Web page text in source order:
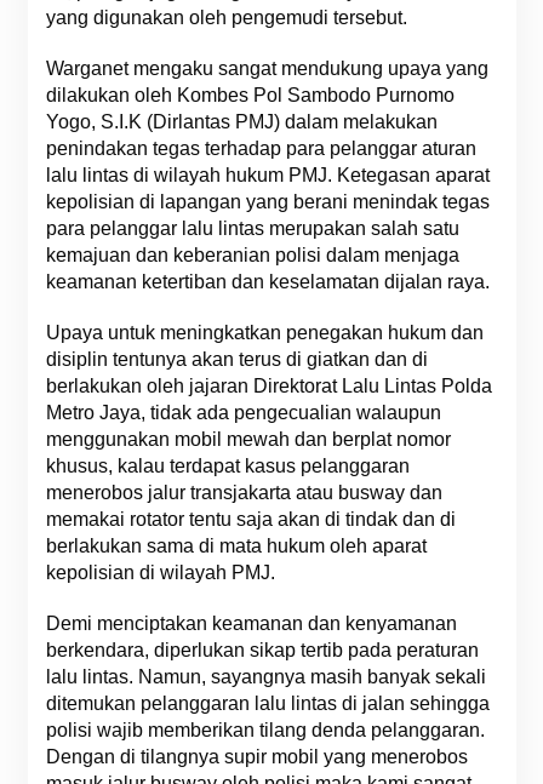
yang digunakan oleh pengemudi tersebut.
Warganet mengaku sangat mendukung upaya yang
dilakukan oleh Kombes Pol Sambodo Purnomo
Yogo, S.I.K (Dirlantas PMJ) dalam melakukan
penindakan tegas terhadap para pelanggar aturan
lalu lintas di wilayah hukum PMJ. Ketegasan aparat
kepolisian di lapangan yang berani menindak tegas
para pelanggar lalu lintas merupakan salah satu
kemajuan dan keberanian polisi dalam menjaga
keamanan ketertiban dan keselamatan dijalan raya.
Upaya untuk meningkatkan penegakan hukum dan
disiplin tentunya akan terus di giatkan dan di
berlakukan oleh jajaran Direktorat Lalu Lintas Polda
Metro Jaya, tidak ada pengecualian walaupun
menggunakan mobil mewah dan berplat nomor
khusus, kalau terdapat kasus pelanggaran
menerobos jalur transjakarta atau busway dan
memakai rotator tentu saja akan di tindak dan di
berlakukan sama di mata hukum oleh aparat
kepolisian di wilayah PMJ.
Demi menciptakan keamanan dan kenyamanan
berkendara, diperlukan sikap tertib pada peraturan
lalu lintas. Namun, sayangnya masih banyak sekali
ditemukan pelanggaran lalu lintas di jalan sehingga
polisi wajib memberikan tilang denda pelanggaran.
Dengan di tilangnya supir mobil yang menerobos